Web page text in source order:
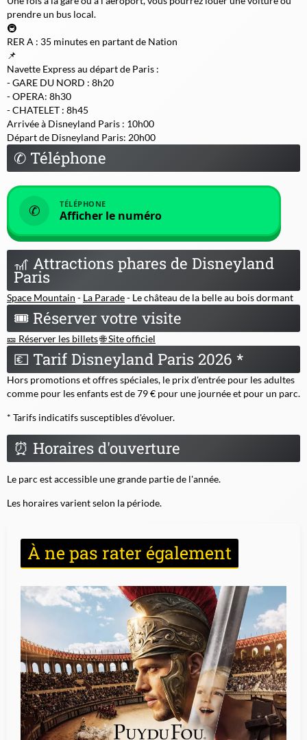
prendre un bus local.
🚇
RER A : 35 minutes en partant de Nation
📌
Navette Express au départ de Paris :
- GARE DU NORD : 8h20
- OPERA: 8h30
- CHATELET : 8h45
Arrivée à Disneyland Paris : 10h00
Départ de Disneyland Paris: 20h00
✆ Téléphone
✆ TÉLÉPHONE
Afficher le numéro
🎢 Attractions phares de Disneyland
Paris
Space Mountain - La Parade- Le château de la belle au bois dormant
🎟 Réserver votre visite
🎫 Réserver les billets🌐 Site officiel
💶 Tarif Disneyland Paris 2026 *
Hors promotions et offres spéciales, le prix d'entrée pour les adultes
comme pour les enfants est de 79 € pour une journée et pour un parc.
* Tarifs indicatifs susceptibles d'évoluer.
⏰ Horaires d'ouverture
Le parc est accessible une grande partie de l'année.
Les horaires varient selon la période.
À ne pas rater également